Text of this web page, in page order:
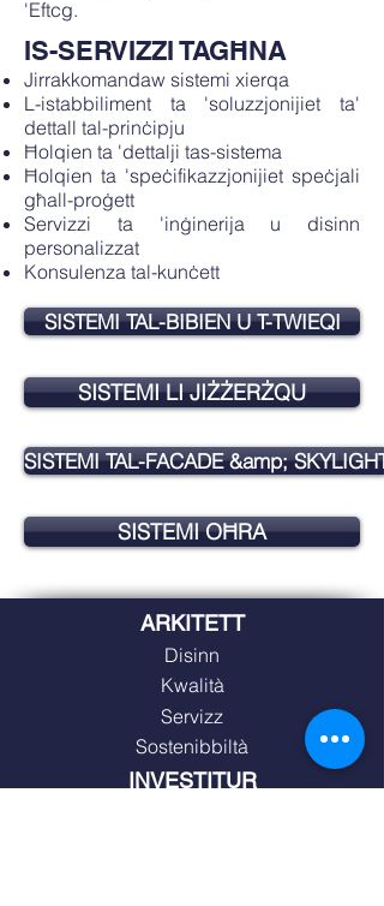
'Eftcg.
IS-SERVIZZI TAGĦNA
Jirrakkomandaw sistemi xierqa
L-istabbiliment ta 'soluzzjonijiet ta'
dettall tal-prinċipju
Ħolqien ta 'dettalji tas-sistema
Ħolqien ta 'speċifikazzjonijiet speċjali
għall-proġett
Servizzi ta 'inġinerija u disinn
personalizzat
Konsulenza tal-kunċett
SISTEMI TAL-BIBIEN U T-TWIEQI
SISTEMI LI JIŻŻERŻQU
SISTEMI TAL-FACADE &amp; SKYLIGHT
SISTEMI OĦRA
ARKITETT
Disinn
Kwalità
Servizz
Sostenibbiltà
INVESTITUR